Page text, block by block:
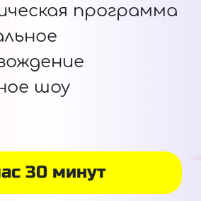
программа
шоу
30 минут